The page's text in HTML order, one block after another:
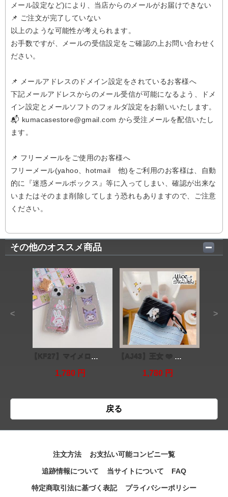
メール設定など)により、当店からのメールがお届けできない
📌 ご注文が完了していない
以上のような可能性が考えられます。
お手数ですが、メールの受信設定をご確認の上お問い合わせく
ださい。
📌 メールアドレスのドメイン設定をされているお客様へ
下記メールアドレスからのメール受信が可能になるよう、ドメ
イン設定とメールソフトのフォルダ設定をお願いいたします。
📬 kumacasestore@gmail.com から受注メールを配信いたし
ます。
📌 フリーメールをご使用のお客様へ
フリーメール(yahoo、hotmail 他)をご利用のお客様は、自動
的に『迷惑メールボックス』等に入ってしまい、確認が出来な
いまたはそのまま削除してしまう恐れもありますので、ご注意
ください。
その他のオススメ商品
【KF27】マイメロディ ❤️ クロミちゃん ❤️ iPhone13 Pro ❤️ iPhone13 ❤️ iPhone13 Pro Max
1,780 円
【AJ43】王女 ❤️ Airpodsケース ❤️ かわいい
1,780 円
< >
戻る
注文方法 お支払い可能コンビニ一覧
追跡情報について 当サイトについて FAQ
特定商取引法に基づく表記 プライバシーポリシー